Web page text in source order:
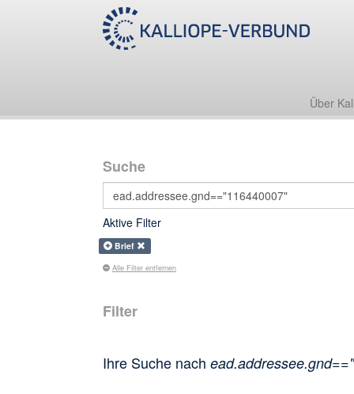
Über
Suche
Aktive Filter
Brief
Alle Filter entfernen
Filter
Ihre Suche nach